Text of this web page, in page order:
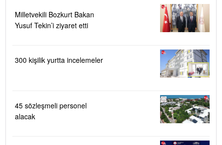
Milletvekili Bozkurt Bakan
Yusuf Tekin’i ziyaret etti
300 kişilik yurtta incelemeler
45 sözleşmeli personel
alacak